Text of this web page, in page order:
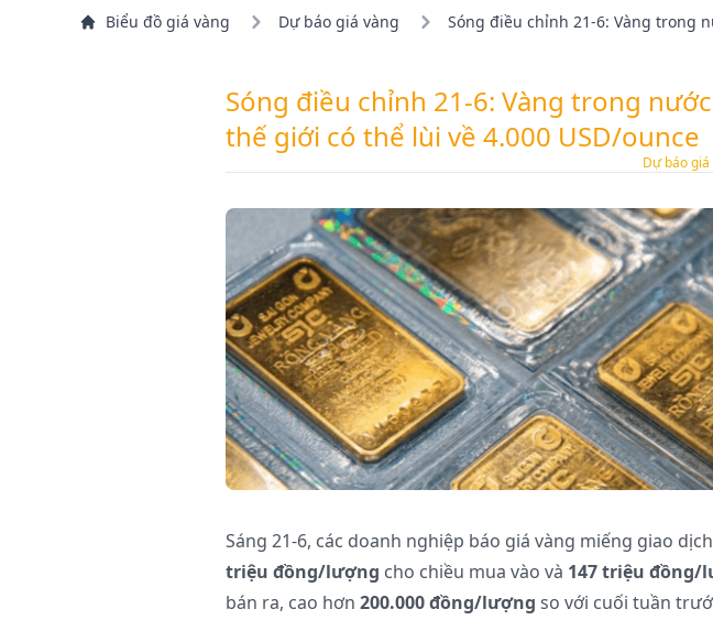
Biểu đồ giá vàng Dự báo giá vàng Sóng điều chỉnh 21-6: Vàng trong
Sóng điều chỉnh 21-6: Vàng trong
thế giới có thể lùi về 4.000 USD/ounce
Dự báo giá
Sáng 21-6, các doanh nghiệp báo giá vàng miếng giao
triệu đồng/lượng cho chiều mua vào và 147 triệu đồng/
bán ra, cao hơn 200.000 đồng/lượng so với cuối tuần